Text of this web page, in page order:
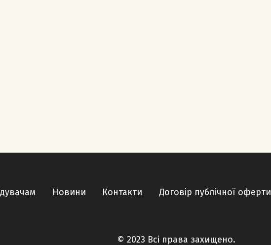
Новини Контакти Договір публічної оферти
© 2023 Всі права захищено.